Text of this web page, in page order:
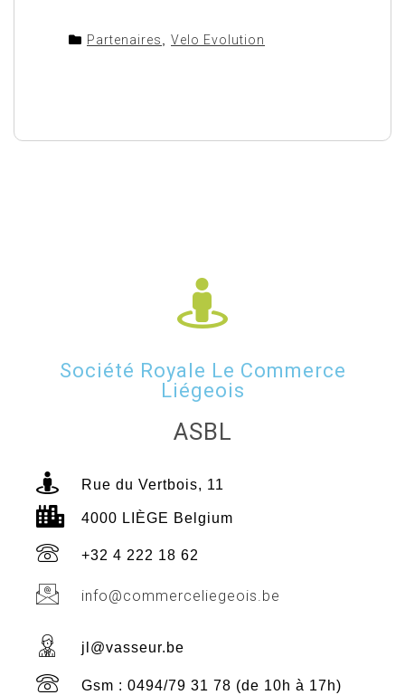
Partenaires, Velo Evolution
Société Royale Le Commerce
Liégeois
ASBL
Rue du Vertbois, 11
4000 LIÈGE Belgium
+32 4 222 18 62
info@commerceliegeois.be
jl@vasseur.be
Gsm : 0494/79 31 78 (de 10h à 17h)